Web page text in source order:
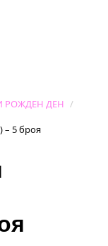
РОЖДЕН ДЕН
– 5 броя